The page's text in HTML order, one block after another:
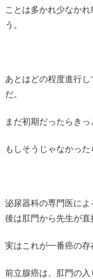
ことは多かれ少なか
う。
あとはどの程度進行
だ。
まだ初期だったらきっ
もしそうじゃなかった
泌尿器科の専門医に
後は肛門から先生が直
実はこれが一番癌の存
前立腺癌は、肛門の